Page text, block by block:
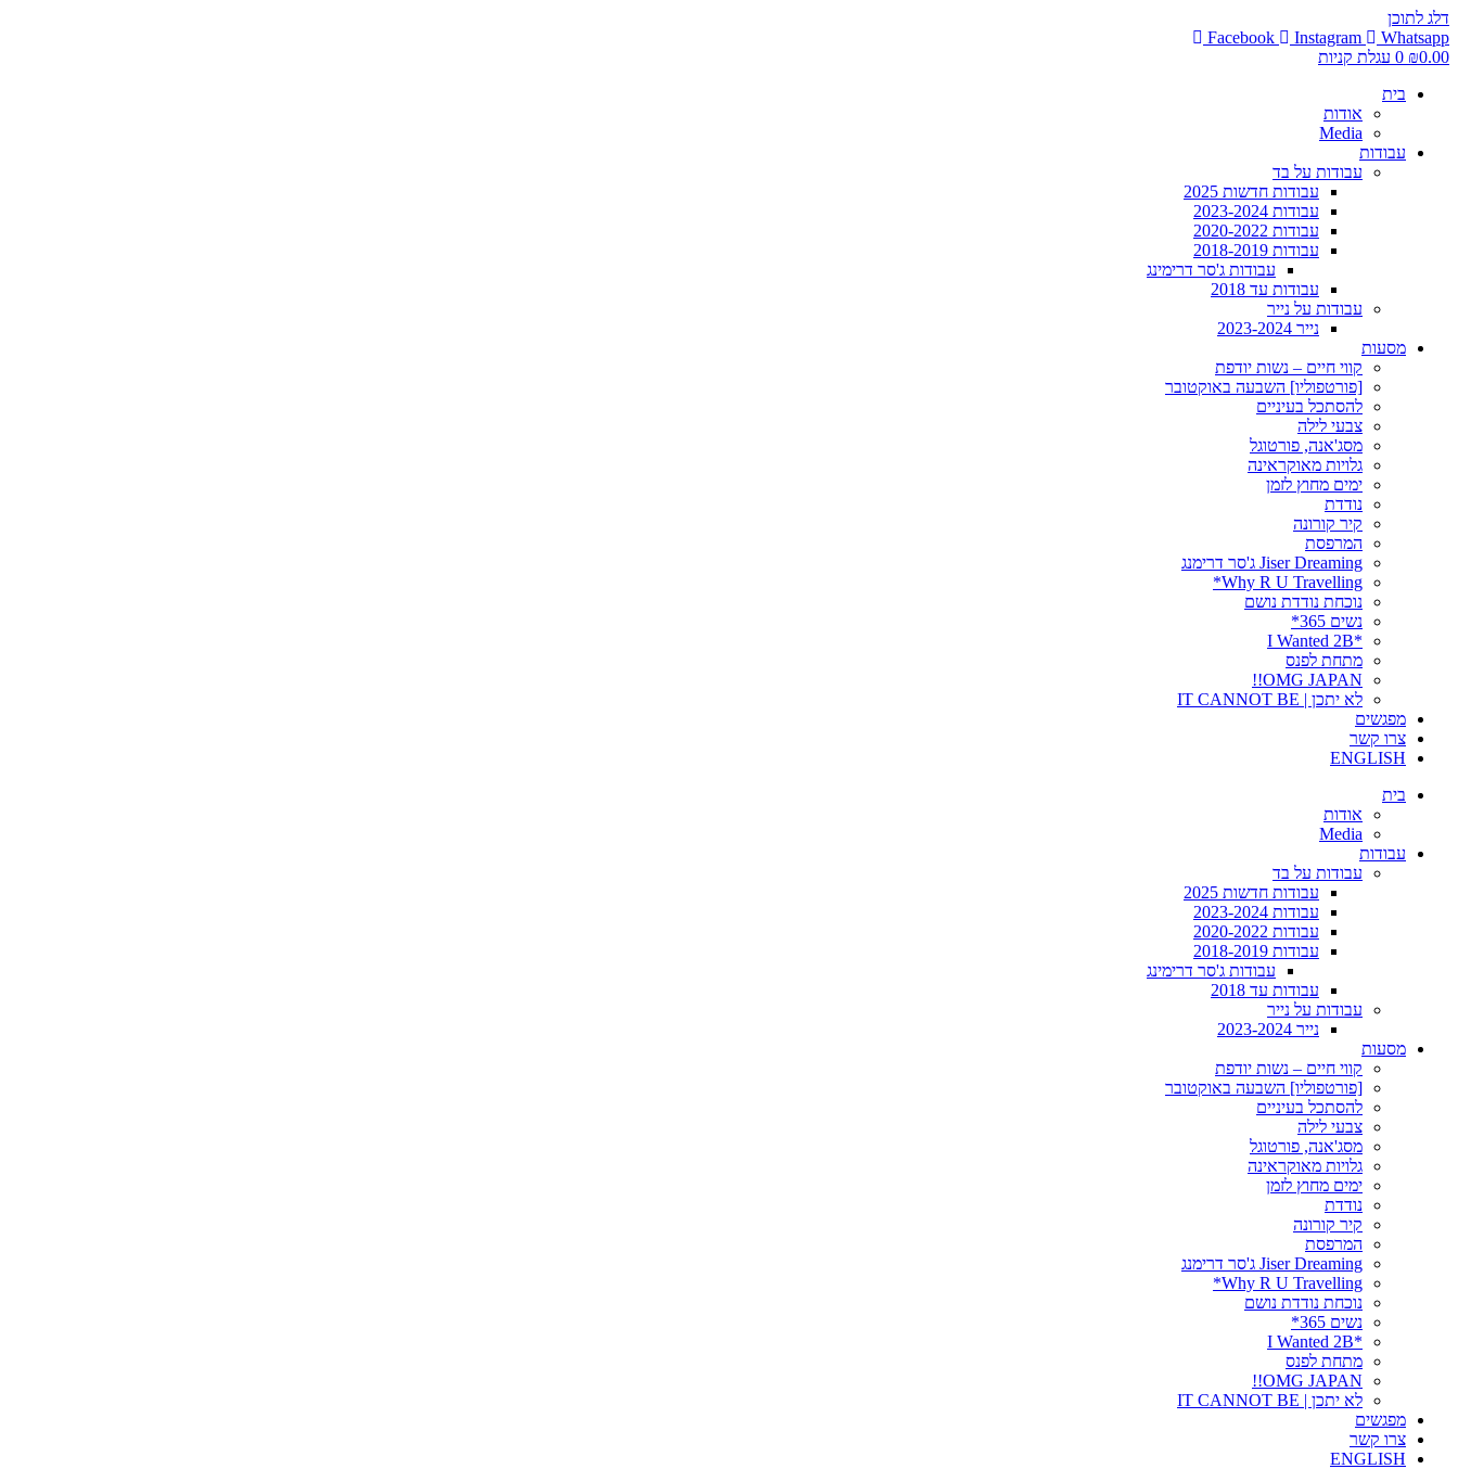
דלג לתוכן
Facebook
Instagram
Whatsapp
₪0.00
0 עגלת קניות
בית
אודות
Media
עבודות
עבודות על בד
עבודות חדשות 2025
עבודות 2023-2024
עבודות 2020-2022
עבודות 2018-2019
עבודות ג'סר דרימינג
עבודות עד 2018
עבודות על נייר
נייר 2023-2024
מסעות
קווי חיים – נשות יודפת
[פורטפוליו] השבעה באוקטובר
להסתכל בעיניים
צבעי לילה
מסג'אנה, פורטוגל
גלויות מאוקראינה
ימים מחוץ לזמן
נודדת
קיר קורונה
המרפסת
Jiser Dreaming ג'סר דרימנג
Why R U Travelling*
נוכחת נודדת נושם
נשים 365*
*I Wanted 2B
מתחת לפנס
OMG JAPAN!!
לא יתכן | IT CANNOT BE
מפגשים
צרו קשר
ENGLISH
בית
אודות
Media
עבודות
עבודות על בד
עבודות חדשות 2025
עבודות 2023-2024
עבודות 2020-2022
עבודות 2018-2019
עבודות ג'סר דרימינג
עבודות עד 2018
עבודות על נייר
נייר 2023-2024
מסעות
קווי חיים – נשות יודפת
[פורטפוליו] השבעה באוקטובר
להסתכל בעיניים
צבעי לילה
מסג'אנה, פורטוגל
גלויות מאוקראינה
ימים מחוץ לזמן
נודדת
קיר קורונה
המרפסת
Jiser Dreaming ג'סר דרימנג
Why R U Travelling*
נוכחת נודדת נושם
נשים 365*
*I Wanted 2B
מתחת לפנס
OMG JAPAN!!
לא יתכן | IT CANNOT BE
מפגשים
צרו קשר
ENGLISH